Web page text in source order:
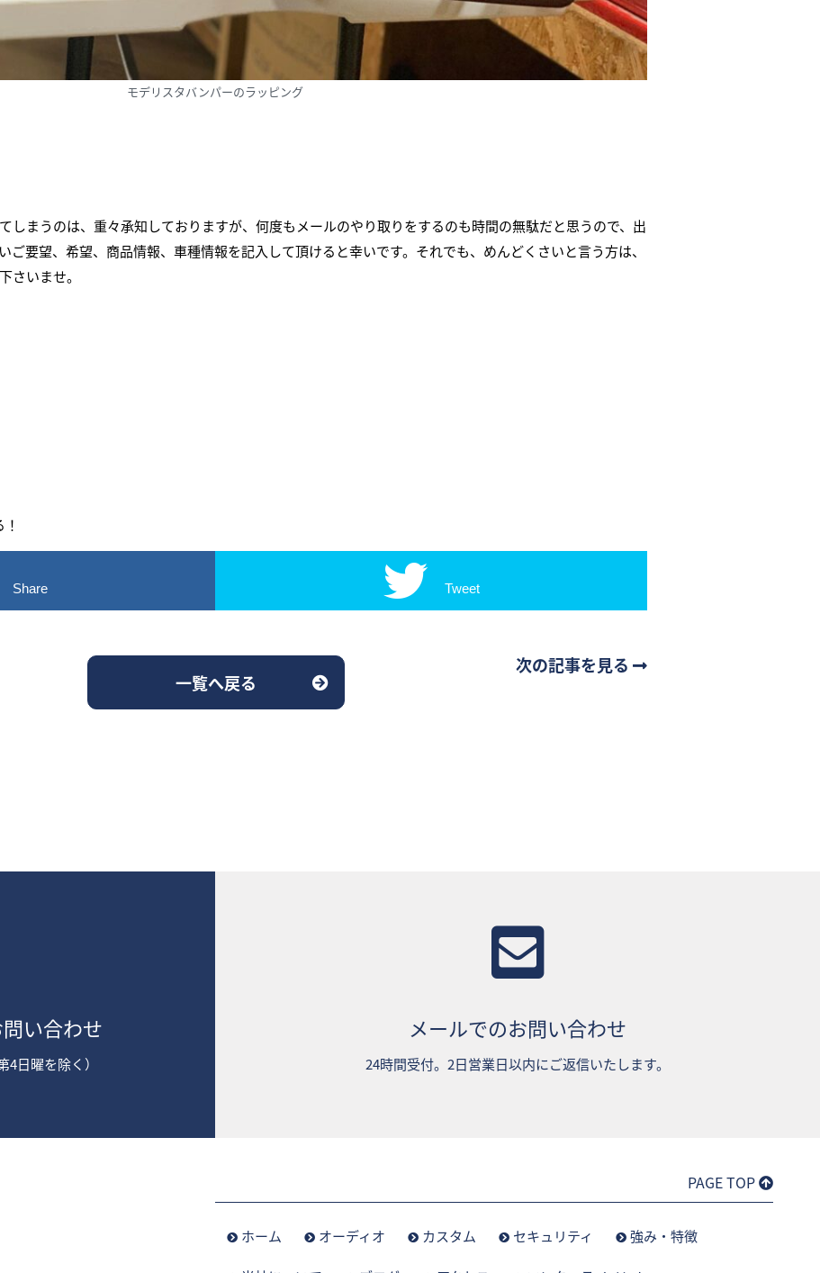
モデリスタバンパーのラッピング
しまうのは、重々承知しておりますが、何度もメールのやり取りをするのも時間の無駄だと思うので、出
ご要望、希望、商品情報、車種情報を記入して頂けると幸いです。それでも、めんどくさいと言う方は、
さいませ。
Share Tweet
一覧へ戻る
次の記事を見る
い合わせ
日曜を除く）
メールでのお問い合わせ
24時間受付。2日営業日以内にご返信いたします。
PAGE TOP
ホーム オーディオ カスタム セキュリティ 強み・特徴